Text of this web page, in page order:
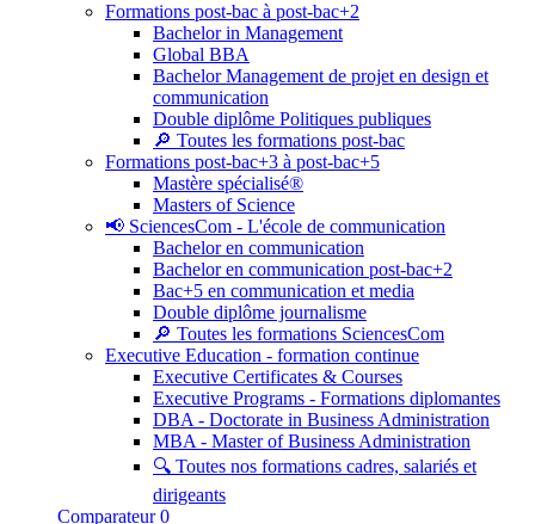
Formations post-bac à post-bac+2
Bachelor in Management
Global BBA
Bachelor Management de projet en design et
communication
Double diplôme Politiques publiques
🔎 Toutes les formations post-bac
Formations post-bac+3 à post-bac+5
Mastère spécialisé®
Masters of Science
📢 SciencesCom - L'école de communication
Bachelor en communication
Bachelor en communication post-bac+2
Bac+5 en communication et media
Double diplôme journalisme
🔎 Toutes les formations SciencesCom
Executive Education - formation continue
Executive Certificates & Courses
Executive Programs - Formations diplomantes
DBA - Doctorate in Business Administration
MBA - Master of Business Administration
🔍 Toutes nos formations cadres, salariés et
dirigeants
Comparateur 0